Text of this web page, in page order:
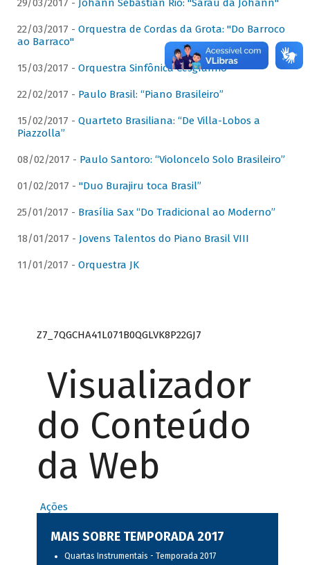
29/03/2017 - Johann Sebastian Rio: "Sarau da Johann"
22/03/2017 - Orquestra de Cordas da Grota: "Do Barroco
ao Barraco"
15/03/2017 - Orquestra Sinfônica Cesgranrio
22/02/2017 - Paulo Brasil: “Piano Brasileiro”
15/02/2017 - Quarteto Brasiliana: “De Villa-Lobos a
Piazzolla”
08/02/2017 - Paulo Santoro: “Violoncelo Solo Brasileiro”
01/02/2017 - "Duo Burajiru toca Brasil”
25/01/2017 - Brasília Sax “Do Tradicional ao Moderno”
18/01/2017 - Jovens Talentos do Piano Brasil VIII
11/01/2017 - Orquestra JK
Z7_7QGCHA41L071B0QGLVK8P22GJ7
Visualizador
do Conteúdo
da Web
Ações
MAIS SOBRE TEMPORADA 2017
Quartas Instrumentais - Temporada 2017